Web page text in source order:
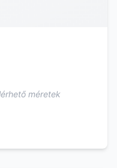
méretek